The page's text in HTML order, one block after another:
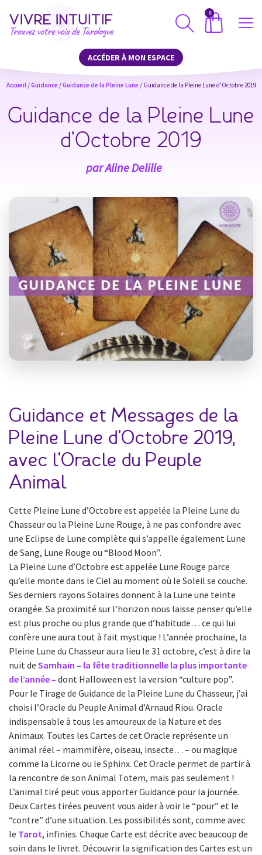
0
ACCÉDER À MON ESPACE
Accueil/Guidance /Guidance de la Pleine Lune / Guidance de la Pleine Lune d’Octobre 2019
Guidance de la Pleine Lune
d’Octobre 2019
parAline Delille
Guidance et Messages de la
Pleine Lune d’Octobre 2019,
avec l’Oracle du Peuple
Animal
Cette Pleine Lune d’Octobre est appelée la Pleine Lune du
Chasseur ou la Pleine Lune Rouge, à ne pas confondre avec
une Eclipse de Lune complète qui s’appelle également Lune
de Sang, Lune Rouge ou “Blood Moon”.
La Pleine Lune d’Octobre est appelée Lune Rouge parce
qu’elle monte dans le Ciel au moment où le Soleil se couche.
Ses derniers rayons Solaires donnent à la Lune une teinte
orangée. Sa proximité sur l’horizon nous laisse penser qu’elle
est plus proche ou plus grande que d’habitude… ce qui lui
confère une aura tout à fait mystique ! L’année prochaine, la
Pleine Lune du Chasseur aura lieu le 31 octobre, c’est à dire la
nuit de Samhain – la fête traditionnelle la plus importante
de l’année – dont Halloween est la version “culture pop”.
Pour le Tirage de Guidance de la Pleine Lune du Chasseur, j’ai
choisi l’Oracle du Peuple Animal d’Arnaud Riou. Oracle
indispensable à tous les amoureux de la Nature et des
Animaux. Toutes les Cartes de cet Oracle représente un
animal réel – mammifère, oiseau, insecte… – ou magique
comme la Licorne ou le Sphinx. Cet Oracle permet de partir à
la rencontre de son Animal Totem, mais pas seulement !
L’animal tiré peut vous apporter Guidance pour la journée.
Deux Cartes tirées peuvent vous aider à voir le “pour” et le
“contre” d’une situation. Les possibilités sont, comme avec
le Tarot, infinies. Chaque Carte est décrite avec beaucoup de
soin dans le livret. Découvrir la signification des Cartes est un